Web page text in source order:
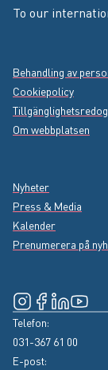
To our
Instagram
(Extern länk,
Facebook
(Extern länk,
Footer menu
Behandling av
Cookiepolicy
Om webbplatsen
Nyheter
Press & Media
Kalender
Prenumerera på
Telefon:
031-367 61 00
E-post: